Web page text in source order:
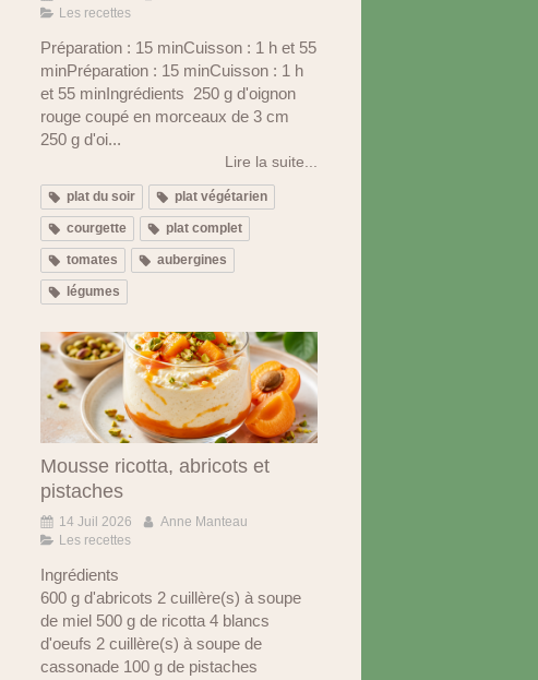
Les recettes
Préparation : 15 minCuisson : 1 h et 55
minPréparation : 15 minCuisson : 1 h
et 55 minIngrédients 250 g d'oignon
rouge coupé en morceaux de 3 cm
250 g d'oi...
Lire la suite...
plat du soir plat végétarien
courgette plat complet
tomates aubergines
légumes
Mousse ricotta, abricots et
pistaches
14 Juil 2026
Anne Manteau
Les recettes
Ingrédients
600 g d'abricots 2 cuillère(s) à soupe
de miel 500 g de ricotta 4 blancs
d'oeufs 2 cuillère(s) à soupe de
cassonade 100 g de pistaches